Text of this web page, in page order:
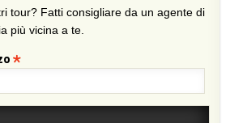
tour? Fatti consigliare da un agente di
più vicina a te.